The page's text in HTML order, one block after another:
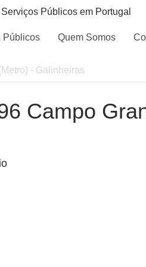
Públicos em Portugal
Públicos Quem Somos
- Galinheiras
Campo